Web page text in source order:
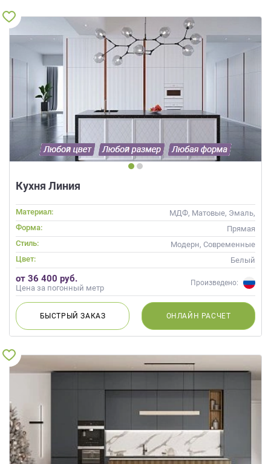
Кухня Линия
Материал:
МДФ, Матовые, Эмаль,
Глянцевые
Форма:
Прямая
Стиль:
Модерн, Современные
Цвет:
Белый
от 36 400 руб.
Цена за погонный метр
Произведено:
БЫСТРЫЙЗАКАЗ ОНЛАЙН РАСЧЕТ